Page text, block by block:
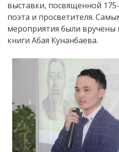
выставки, посвященной
поэта и просветителя.
мероприятия были
книги Абая Кунанбаева.